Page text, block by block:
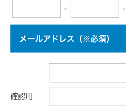
- -
メールアドレス（※必須）
確認用